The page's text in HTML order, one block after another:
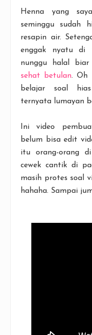
Henna yang
seminggu sudah
resapin air.
enggak nyatu di
nunggu halal
sehat betulan. Oh
belajar soal
ternyata lumayan
Ini video
belum bisa edit
itu orang-orang
cewek cantik di
masih protes soal
hahaha. Sampai